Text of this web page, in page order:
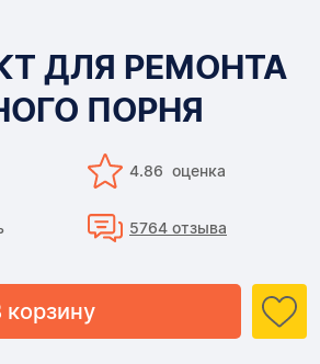
ДЛЯ РЕМОНТА
ПОРНЯ
4.86 оценка
5764 отзыва
корзину